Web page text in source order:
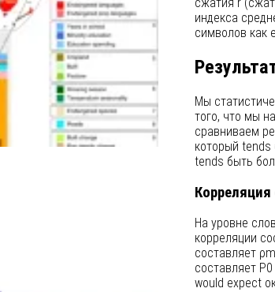
индекса
символов как
Мы
того, что мы
сравниваем
который
tends быть
На уровне
корреляции
составляет
составляет
would expect